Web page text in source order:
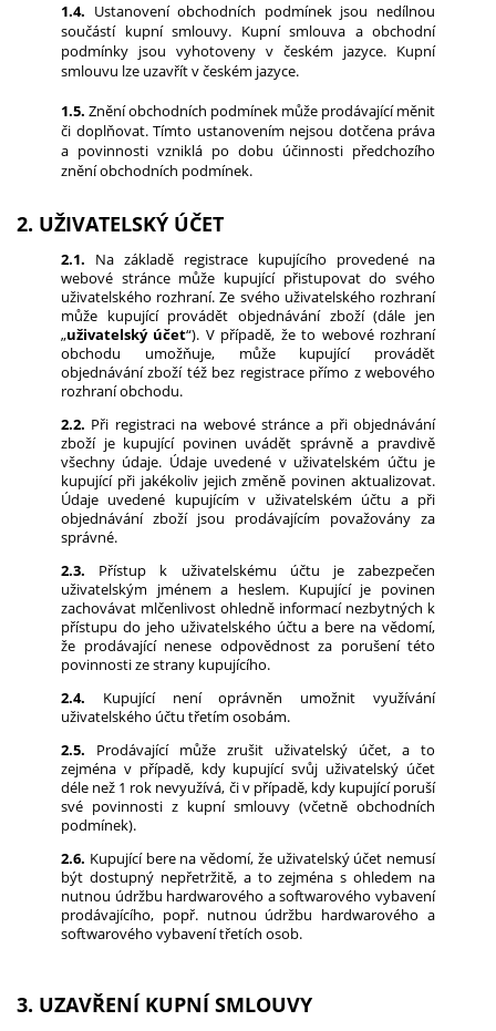
1.4. Ustanovení obchodních podmínek jsou nedílnou
součástí kupní smlouvy. Kupní smlouva a obchodní
podmínky jsou vyhotoveny v českém jazyce. Kupní
smlouvu lze uzavřít v českém jazyce.
1.5. Znění obchodních podmínek může prodávající měnit
či doplňovat. Tímto ustanovením nejsou dotčena práva
a povinnosti vzniklá po dobu účinnosti předchozího
znění obchodních podmínek.
2. UŽIVATELSKÝ ÚČET
2.1. Na základě registrace kupujícího provedené na
webové stránce může kupující přistupovat do svého
uživatelského rozhraní. Ze svého uživatelského rozhraní
může kupující provádět objednávání zboží (dále jen
„uživatelský účet“). V případě, že to webové rozhraní
obchodu umožňuje, může kupující provádět
objednávání zboží též bez registrace přímo z webového
rozhraní obchodu.
2.2. Při registraci na webové stránce a při objednávání
zboží je kupující povinen uvádět správně a pravdivě
všechny údaje. Údaje uvedené v uživatelském účtu je
kupující při jakékoliv jejich změně povinen aktualizovat.
Údaje uvedené kupujícím v uživatelském účtu a při
objednávání zboží jsou prodávajícím považovány za
správné.
2.3. Přístup k uživatelskému účtu je zabezpečen
uživatelským jménem a heslem. Kupující je povinen
zachovávat mlčenlivost ohledně informací nezbytných k
přístupu do jeho uživatelského účtu a bere na vědomí,
že prodávající nenese odpovědnost za porušení této
povinnosti ze strany kupujícího.
2.4. Kupující není oprávněn umožnit využívání
uživatelského účtu třetím osobám.
2.5. Prodávající může zrušit uživatelský účet, a to
zejména v případě, kdy kupující svůj uživatelský účet
déle než 1 rok nevyužívá, či v případě, kdy kupující poruší
své povinnosti z kupní smlouvy (včetně obchodních
podmínek).
2.6. Kupující bere na vědomí, že uživatelský účet nemusí
být dostupný nepřetržitě, a to zejména s ohledem na
nutnou údržbu hardwarového a softwarového vybavení
prodávajícího, popř. nutnou údržbu hardwarového a
softwarového vybavení třetích osob.
3. UZAVŘENÍ KUPNÍ SMLOUVY